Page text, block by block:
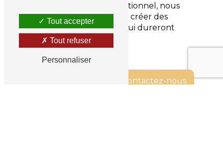
créativité et le service exceptionnel, nous
sommes là pour vous aider à créer des
souvenirs gastronomiques qui dureront
toute une vie.
Contactez-nous
Tout accepter
Tout refuser
Personnaliser